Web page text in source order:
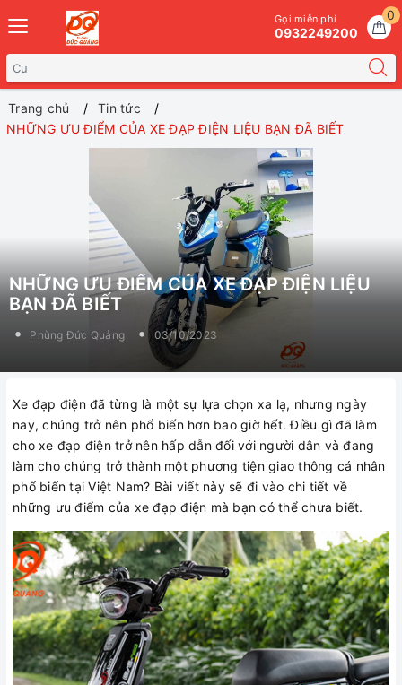
0
Gọi miễn phí
0932249200
Trang chủ
Tin tức
NHỮNG ƯU ĐIỂM CỦA XE ĐẠP ĐIỆN LIỆU BẠN ĐÃ BIẾT
NHỮNG ƯU ĐIỂM CỦA XE ĐẠP ĐIỆN LIỆU
BẠN ĐÃ BIẾT
Phùng Đức Quảng 03/10/2023
Xe đạp điện đã từng là một sự lựa chọn xa lạ, nhưng ngày
nay, chúng trở nên phổ biến hơn bao giờ hết. Điều gì đã làm
cho xe đạp điện trở nên hấp dẫn đối với người dân và đang
làm cho chúng trở thành một phương tiện giao thông cá nhân
phổ biến tại Việt Nam? Bài viết này sẽ đi vào chi tiết về
những ưu điểm của xe đạp điện mà bạn có thể chưa biết.